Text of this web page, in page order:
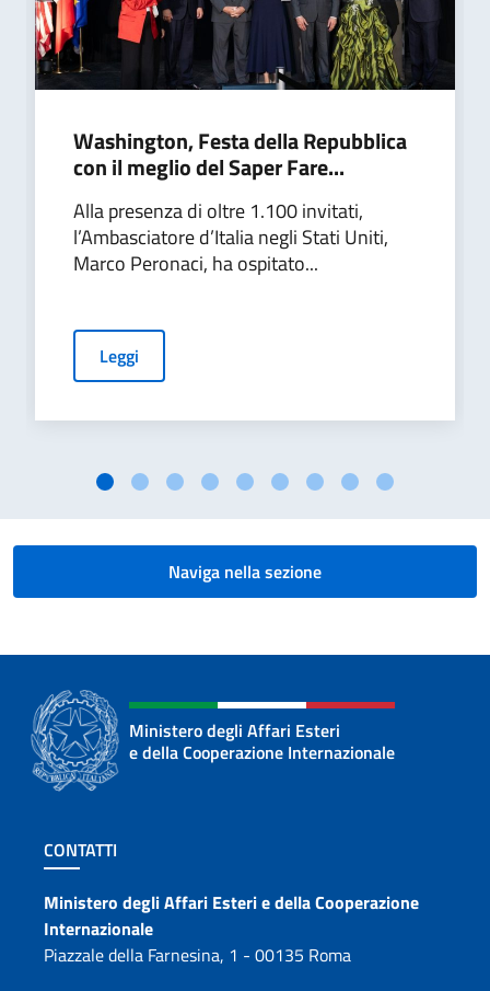
Washington, Festa della Repubblica
con il meglio del Saper Fare...
Alla presenza di oltre 1.100 invitati,
l’Ambasciatore d’Italia negli Stati Uniti,
Marco Peronaci, ha ospitato...
Leggi
Naviga nella sezione
Ministero degli Affari Esteri
e della Cooperazione Internazionale
Sezione footer
CONTATTI
Contatti
Ministero degli Affari Esteri e della Cooperazione
Internazionale
Piazzale della Farnesina, 1 - 00135 Roma